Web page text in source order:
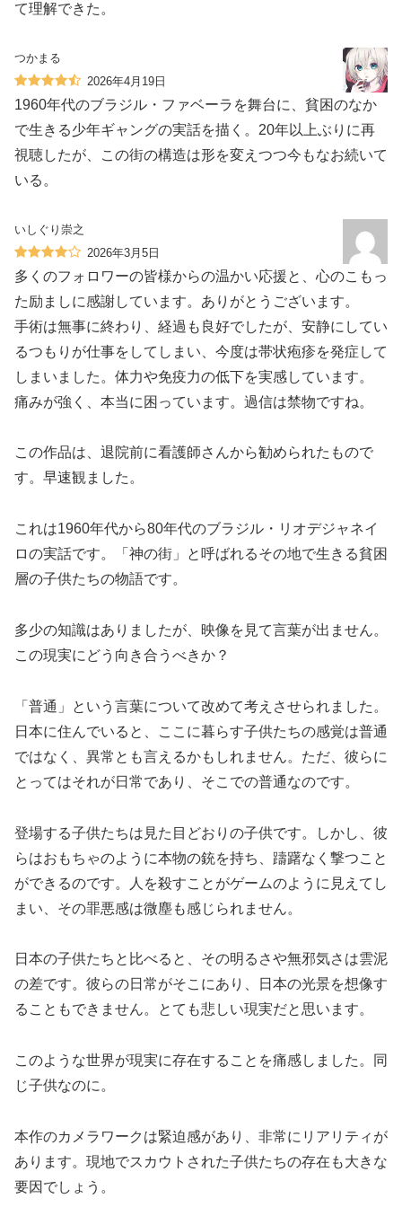
て理解できた。
つかまる
2026年4月19日
1960年代のブラジル・ファベーラを舞台に、貧困のなか
で生きる少年ギャングの実話を描く。20年以上ぶりに再
視聴したが、この街の構造は形を変えつつ今もなお続いて
いる。
いしぐり崇之
2026年3月5日
多くのフォロワーの皆様からの温かい応援と、心のこもっ
た励ましに感謝しています。ありがとうございます。
手術は無事に終わり、経過も良好でしたが、安静にしてい
るつもりが仕事をしてしまい、今度は帯状疱疹を発症して
しまいました。体力や免疫力の低下を実感しています。
痛みが強く、本当に困っています。過信は禁物ですね。
この作品は、退院前に看護師さんから勧められたもので
す。早速観ました。
これは1960年代から80年代のブラジル・リオデジャネイ
ロの実話です。「神の街」と呼ばれるその地で生きる貧困
層の子供たちの物語です。
多少の知識はありましたが、映像を見て言葉が出ません。
この現実にどう向き合うべきか？
「普通」という言葉について改めて考えさせられました。
日本に住んでいると、ここに暮らす子供たちの感覚は普通
ではなく、異常とも言えるかもしれません。ただ、彼らに
とってはそれが日常であり、そこでの普通なのです。
登場する子供たちは見た目どおりの子供です。しかし、彼
らはおもちゃのように本物の銃を持ち、躊躇なく撃つこと
ができるのです。人を殺すことがゲームのように見えてし
まい、その罪悪感は微塵も感じられません。
日本の子供たちと比べると、その明るさや無邪気さは雲泥
の差です。彼らの日常がそこにあり、日本の光景を想像す
ることもできません。とても悲しい現実だと思います。
このような世界が現実に存在することを痛感しました。同
じ子供なのに。
本作のカメラワークは緊迫感があり、非常にリアリティが
あります。現地でスカウトされた子供たちの存在も大きな
要因でしょう。